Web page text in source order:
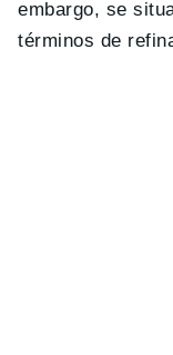
embargo, se
términos de